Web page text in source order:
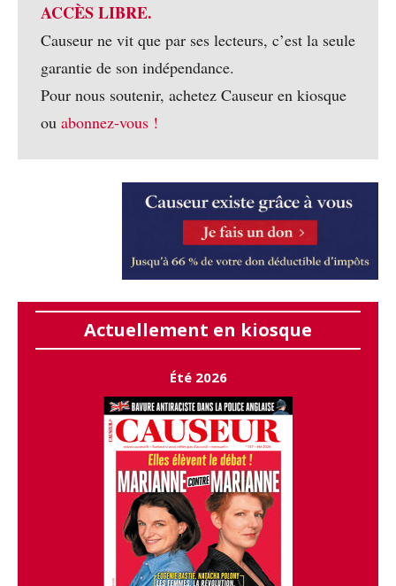
ACCÈS LIBRE.
Causeur ne vit que par ses lecteurs, c’est la seule
garantie de son indépendance.
Pour nous soutenir, achetez Causeur en kiosque
ou abonnez-vous !
Actuellement en kiosque
Été 2026